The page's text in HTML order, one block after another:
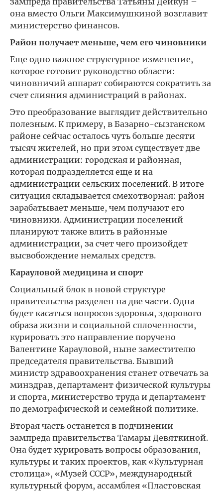
она вместо Ольги Максимушкиной возглавит
министерство финансов.
Район получает меньше, чем его чиновники
Еще одно важное структурное изменение,
которое готовит руководство области:
чиновничий аппарат собираются сократить за
счет слияния администраций в районах.
Это преобразование выглядит действительно
полезным. К примеру, в Базарно-сызганском
районе сейчас осталось чуть больше десяти
тысяч жителей, но при этом существует две
администрации: городская и районная,
которая подразделяется еще и на
администрации сельских поселений. В итоге
ситуация складывается смехотворная: район
зарабатывает меньше, чем получают его
чиновники. Администрации поселений
планируют также влить в районные
администрации, за счет чего произойдет
высвобождение немалых средств.
Карауловой медицина и спорт
Социальный блок в новой структуре
правительства разделен на две части. Одна
будет касаться вопросов здоровья, здорового
образа жизни и социальной сплоченности,
курировать это направление поручено
Валентине Карауловой, ныне заместителю
председателя правительства. Бывший
министр здравоохранения станет отвечать за
минздрав, департамент физической культуры
и спорта, министерство труда и департамент
по демографической и семейной политике.
Вторая часть останется в подчинении
зампреда правительства Тамары Девяткиной.
Она будет курировать вопросы образования,
культуры и таких проектов, как «Культурная
столица», «Музей СССР», международный
культурный форум, ассамблея «Пластовская